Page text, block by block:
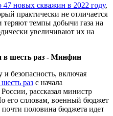
47 новых скважин в 2022 году,
практически не отличается
теряют темпы добычи газа на
увеличивают их на
в шесть раз - Минфин
безопасность, включая
раз с начала
рассказал министр
его слловам, военный бюджет
половина бюджета идет